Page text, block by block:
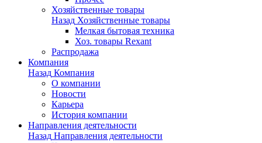
Хозяйственные товары
Назад Хозяйственные товары
Мелкая бытовая техника
Хоз. товары Rexant
Распродажа
Компания
Назад Компания
О компании
Новости
Карьера
История компании
Направления деятельности
Назад Направления деятельности